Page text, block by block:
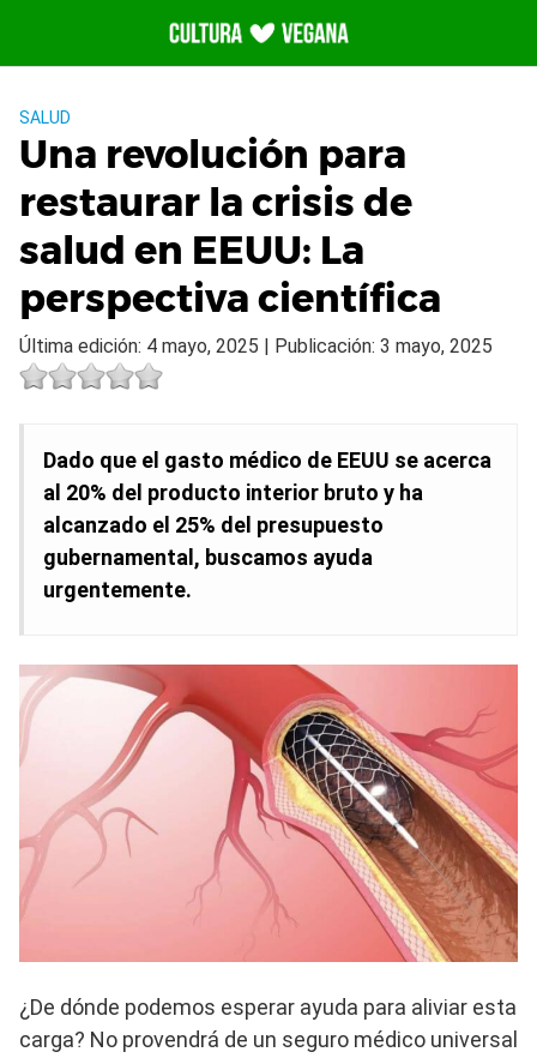
contenido
SALUD
Una revolución para
restaurar la crisis de
salud en EEUU: La
perspectiva científica
Última edición: 4 mayo, 2025 | Publicación: 3 mayo, 2025
Dado que el gasto médico de EEUU se acerca
al 20% del producto interior bruto y ha
alcanzado el 25% del presupuesto
gubernamental, buscamos ayuda
urgentemente.
¿De dónde podemos esperar ayuda para aliviar esta
carga? No provendrá de un seguro médico universal